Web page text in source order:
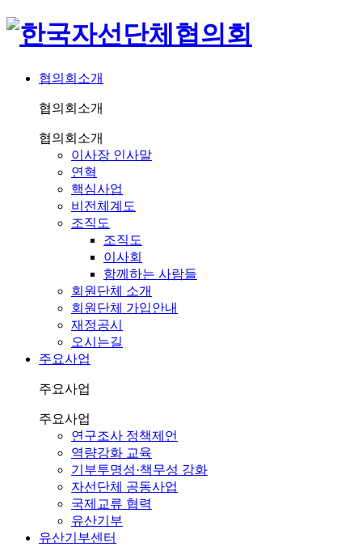
협의회소개
협의회소개
협의회소개
이사장 인사말
연혁
핵심사업
비전체계도
조직도
조직도
이사회
함께하는 사람들
회원단체 소개
회원단체 가입안내
재정공시
오시는길
주요사업
주요사업
주요사업
연구조사 정책제언
역량강화 교육
기부투명성·책무성 강화
자선단체 공동사업
국제교류 협력
유산기부
유산기부센터